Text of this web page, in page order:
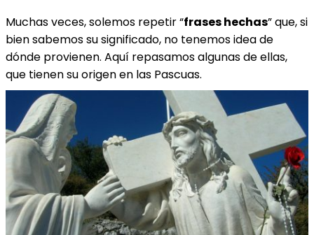
Muchas veces, solemos repetir “frases hechas” que, si
bien sabemos su significado, no tenemos idea de
dónde provienen. Aquí repasamos algunas de ellas,
que tienen su origen en las Pascuas.